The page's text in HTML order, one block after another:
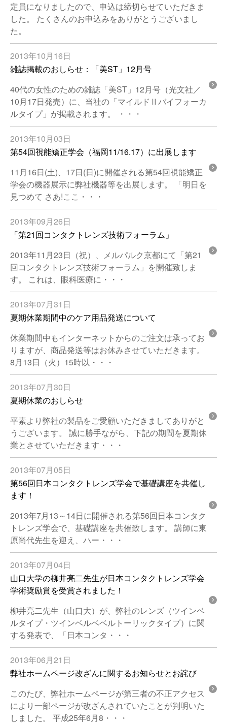
定員になりましたので、申込は締切らせていただきま
した。 たくさんのお申込みをありがとうございまし
た。
2013年10月16日
雑誌掲載のおしらせ：「美ST」12月号
40代の女性のための雑誌「美ST」12月号（光文社／
10月17日発売）に、当社の「マイルドⅡバイフォーカ
ルタイプ」が掲載されます。 ・・・
2013年10月03日
第54回視能矯正学会（福岡11/16.17）に出展します
11月16日(土)、17日(日)に開催される第54回視能矯正
学会の機器展示に弊社機器等を出展します。 「明日を
見つめて さあ!ここ・・・
2013年09月26日
「第21回コンタクトレンズ技術フォーラム」
2013年11月23日（祝）、メルパルク京都にて「第21
回コンタクトレンズ技術フォーラム」を開催致しま
す。 これは、眼科医療に・・・
2013年07月31日
夏期休業期間中のケア用品発送について
休業期間中もインターネットからのご注文は承ってお
りますが、商品発送等はお休みさせていただきます。
8月13日（火）15時以・・・
2013年07月30日
夏期休業のおしらせ
平素より弊社の製品をご愛顧いただきましてありがと
うございます。 誠に勝手ながら、下記の期間を夏期休
業とさせていただきます・・・
2013年07月05日
第56回日本コンタクトレンズ学会で基礎講座を共催し
ます！
2013年7月13～14日に開催される第56回日本コンタク
トレンズ学会で、基礎講座を共催致します。 講師に東
原尚代先生を迎え、ハー・・・
2013年07月04日
山口大学の柳井亮二先生が日本コンタクトレンズ学会
学術奨励賞を受賞されました！
柳井亮二先生（山口大）が、弊社のレンズ（ツインベ
ルタイプ・ツインベルベベルトーリックタイプ）に関
する発表で、「日本コンタ・・・
2013年06月21日
弊社ホームページ改ざんに関するお知らせとお詫び
このたび、弊社ホームページが第三者の不正アクセス
により一部ページが改ざんされていたことが判明いた
しました。 平成25年6月8・・・